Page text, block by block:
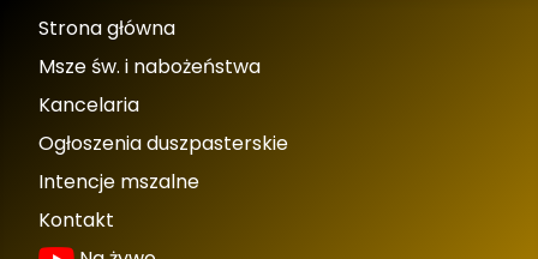
Strona główna
Msze św. i nabożeństwa
Kancelaria
Ogłoszenia duszpasterskie
Intencje mszalne
Kontakt